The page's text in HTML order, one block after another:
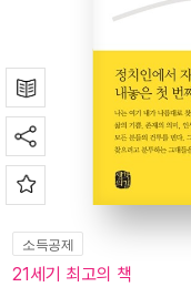
소득공제
21세기 최고의 책